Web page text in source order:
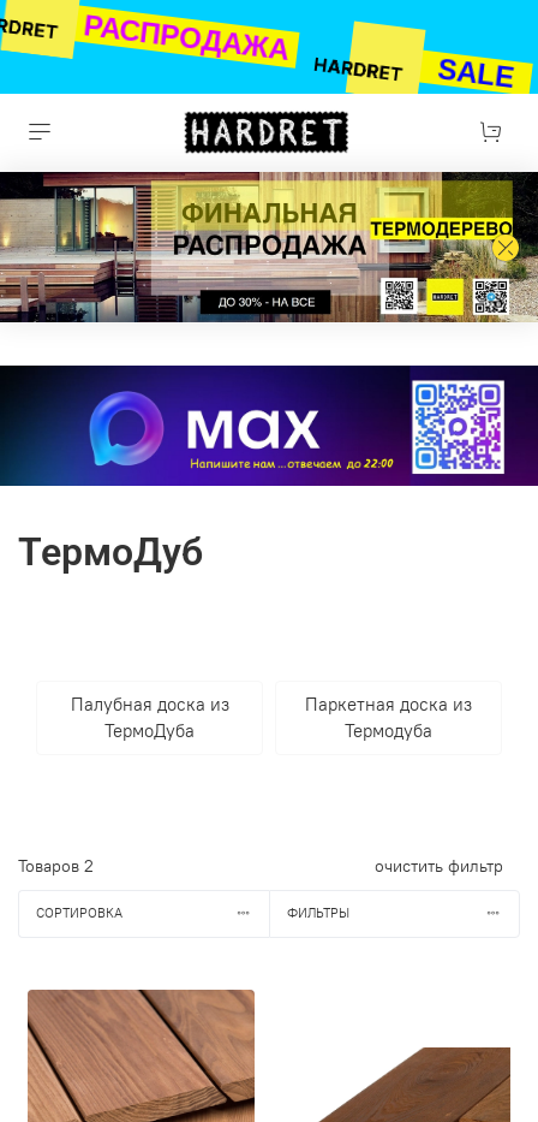
ТермоДуб
Палубная доска из
ТермоДуба
Паркетная доска из
Термодуба
Товаров 2 очистить фильтр
СОРТИРОВКА ФИЛЬТРЫ
РАСПРОДАЖА
SALE